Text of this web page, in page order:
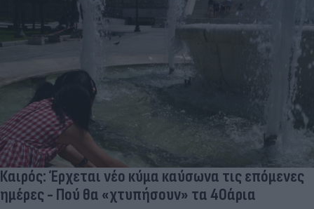
Καιρός: Έρχεται νέο κύμα καύσωνα τις επόμενες
ημέρες - Πού θα «χτυπήσουν» τα 40άρια